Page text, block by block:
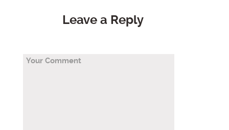
Leave a Reply